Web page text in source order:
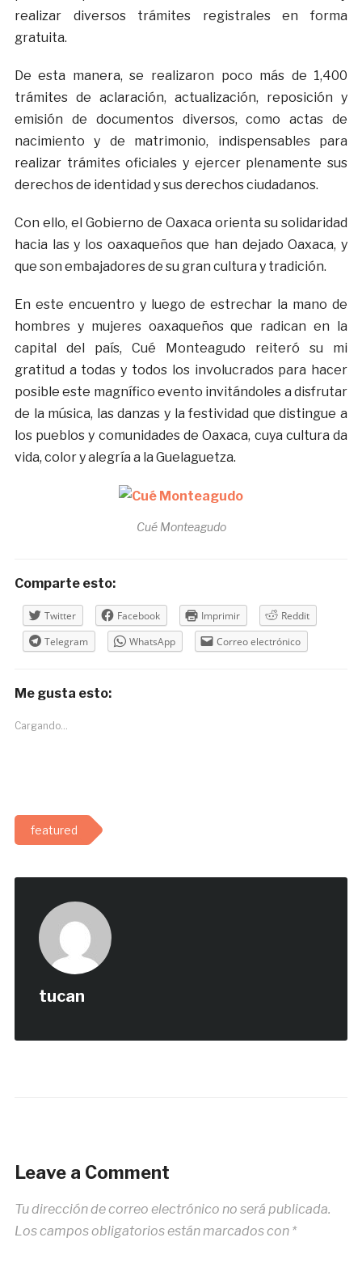
realizar diversos trámites registrales en forma
gratuita.
De esta manera, se realizaron poco más de 1,400
trámites de aclaración, actualización, reposición y
emisión de documentos diversos, como actas de
nacimiento y de matrimonio, indispensables para
realizar trámites oficiales y ejercer plenamente sus
derechos de identidad y sus derechos ciudadanos.
Con ello, el Gobierno de Oaxaca orienta su solidaridad
hacia las y los oaxaqueños que han dejado Oaxaca, y
que son embajadores de su gran cultura y tradición.
En este encuentro y luego de estrechar la mano de
hombres y mujeres oaxaqueños que radican en la
capital del país, Cué Monteagudo reiteró su mi
gratitud a todas y todos los involucrados para hacer
posible este magnífico evento invitándoles a disfrutar
de la música, las danzas y la festividad que distingue a
los pueblos y comunidades de Oaxaca, cuya cultura da
vida, color y alegría a la Guelaguetza.
Cué Monteagudo
Comparte esto:
Twitter Facebook Imprimir
Reddit
Telegram
WhatsApp Correo electrónico
Me gusta esto:
Cargando...
featured
tucan
Leave a Comment
Tu dirección de correo electrónico no será publicada.
Los campos obligatorios están marcados con *